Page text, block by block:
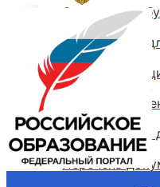
Стоимость
Информация
Перечень
Сроки
Сроки подачи
Перечень